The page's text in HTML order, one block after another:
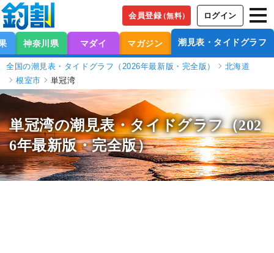
会員登録（無料） ログイン
神奈川県 マダイ マガジン 潮見表・タイドグラフ
全国の潮見表・タイドグラフ（2026年最新版・完全版）
北海道
根室市
単冠湾
単冠湾の潮見表・タイドグラフ（202
6年最新版・完全版）